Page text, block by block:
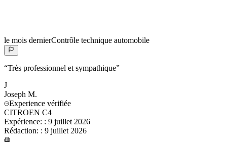
le mois dernierContrôle technique automobile
“Très professionnel et sympathique”
J
Joseph M.
Experience vérifiée
CITROEN C4
Expérience: : 9 juillet 2026
Rédaction: : 9 juillet 2026